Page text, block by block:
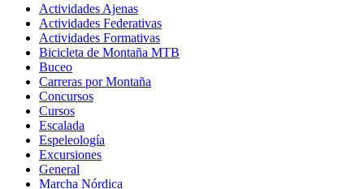
Actividades Ajenas
Actividades Federativas
Actividades Formativas
Bicicleta de Montaña MTB
Buceo
Carreras por Montaña
Concursos
Cursos
Escalada
Espeleología
Excursiones
General
Marcha Nórdica